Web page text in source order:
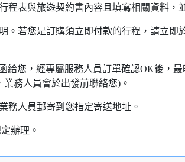
程表與旅遊契約書內容且填寫相關資料
。若您是訂購須立即付款的行程，請立
給您，經專屬服務人員訂單確認OK後，
務人員會於出發前聯絡您)。
務人員郵寄到您指定寄送地址。
辦理。